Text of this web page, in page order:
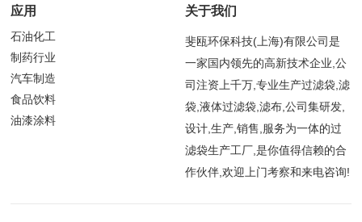
应用
石油化工
制药行业
汽车制造
食品饮料
油漆涂料
关于我们
斐瓯环保科技(上海)有限公司是
一家国内领先的高新技术企业,公
司注资上千万,专业生产过滤袋,滤
袋,液体过滤袋,滤布,公司集研发,
设计,生产,销售,服务为一体的过
滤袋生产工厂,是你值得信赖的合
作伙伴,欢迎上门考察和来电咨询!